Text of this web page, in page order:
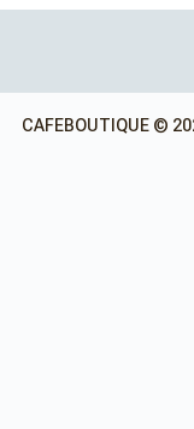
CAFEBOUTIQUE ©